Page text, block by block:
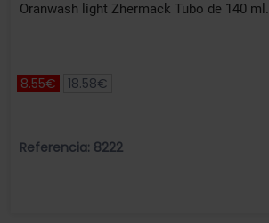
Oranwash light Zhermack Tubo de 140 ml.
8.55€ 18.58€
Referencia: 8222